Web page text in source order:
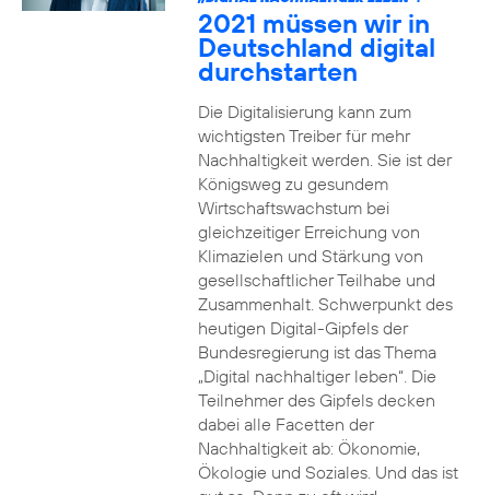
2021 müssen wir in
Deutschland digital
durchstarten
Die Digitalisierung kann zum
wichtigsten Treiber für mehr
Nachhaltigkeit werden. Sie ist der
Königsweg zu gesundem
Wirtschaftswachstum bei
gleichzeitiger Erreichung von
Klimazielen und Stärkung von
gesellschaftlicher Teilhabe und
Zusammenhalt. Schwerpunkt des
heutigen Digital-Gipfels der
Bundesregierung ist das Thema
„Digital nachhaltiger leben“. Die
Teilnehmer des Gipfels decken
dabei alle Facetten der
Nachhaltigkeit ab: Ökonomie,
Ökologie und Soziales. Und das ist